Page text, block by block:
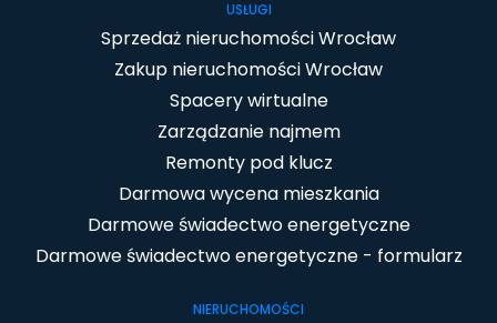
NIERUCHOMOŚCI
USŁUGI
Sprzedaż nieruchomości Wrocław
Zakup nieruchomości Wrocław
Spacery wirtualne
Zarządzanie najmem
Remonty pod klucz
Darmowa wycena mieszkania
Darmowe świadectwo energetyczne
Darmowe świadectwo energetyczne - formularz